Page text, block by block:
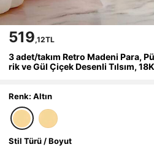
519,12TL
3 adet/takım Retro Madeni Para,
rik ve Gül Çiçek Desenli Tılsım,
arif Düğün Gelin Takı Hediye Seti
e, Anne, Anneler Günü, Hediye
Renk: Altın
Stil Türü / Boyut